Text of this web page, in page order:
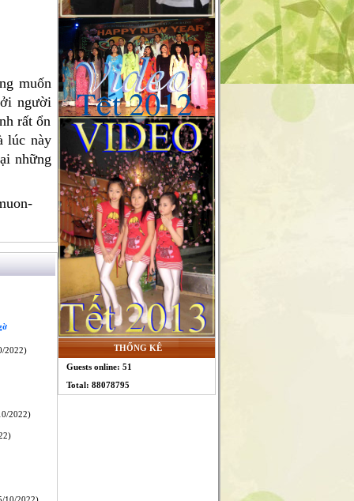
muốn
người
rất ổn
lúc này
những
2022)
2022)
THỐNG KÊ
Guests online: 51
Total: 88078795